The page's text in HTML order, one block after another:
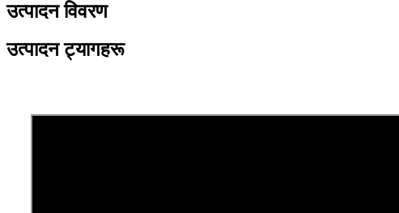
उत्पादन विवरण
उत्पादन ट्यागहरू